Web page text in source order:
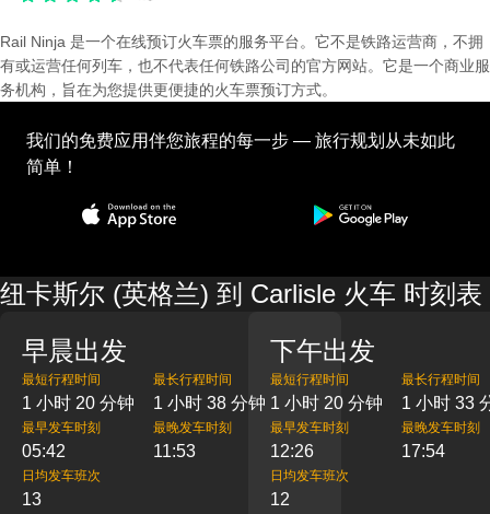
Rail Ninja 是一个在线预订火车票的服务平台。它不是铁路运营商，不拥
有或运营任何列车，也不代表任何铁路公司的官方网站。它是一个商业服
务机构，旨在为您提供更便捷的火车票预订方式。
我们的免费应用伴您旅程的每一步 — 旅行规划从未如此
简单！
纽卡斯尔 (英格兰) 到 Carlisle 火车 时刻表
早晨出发
最短行程时间
1 小时 20 分钟
最长行程时间
1 小时 38 分钟
最早发车时刻
05:42
最晚发车时刻
11:53
日均发车班次
13
下午出发
最短行程时间
1 小时 20 分钟
最长行程时间
1 小时 33
最早发车时刻
12:26
最晚发车时刻
17:54
日均发车班次
12